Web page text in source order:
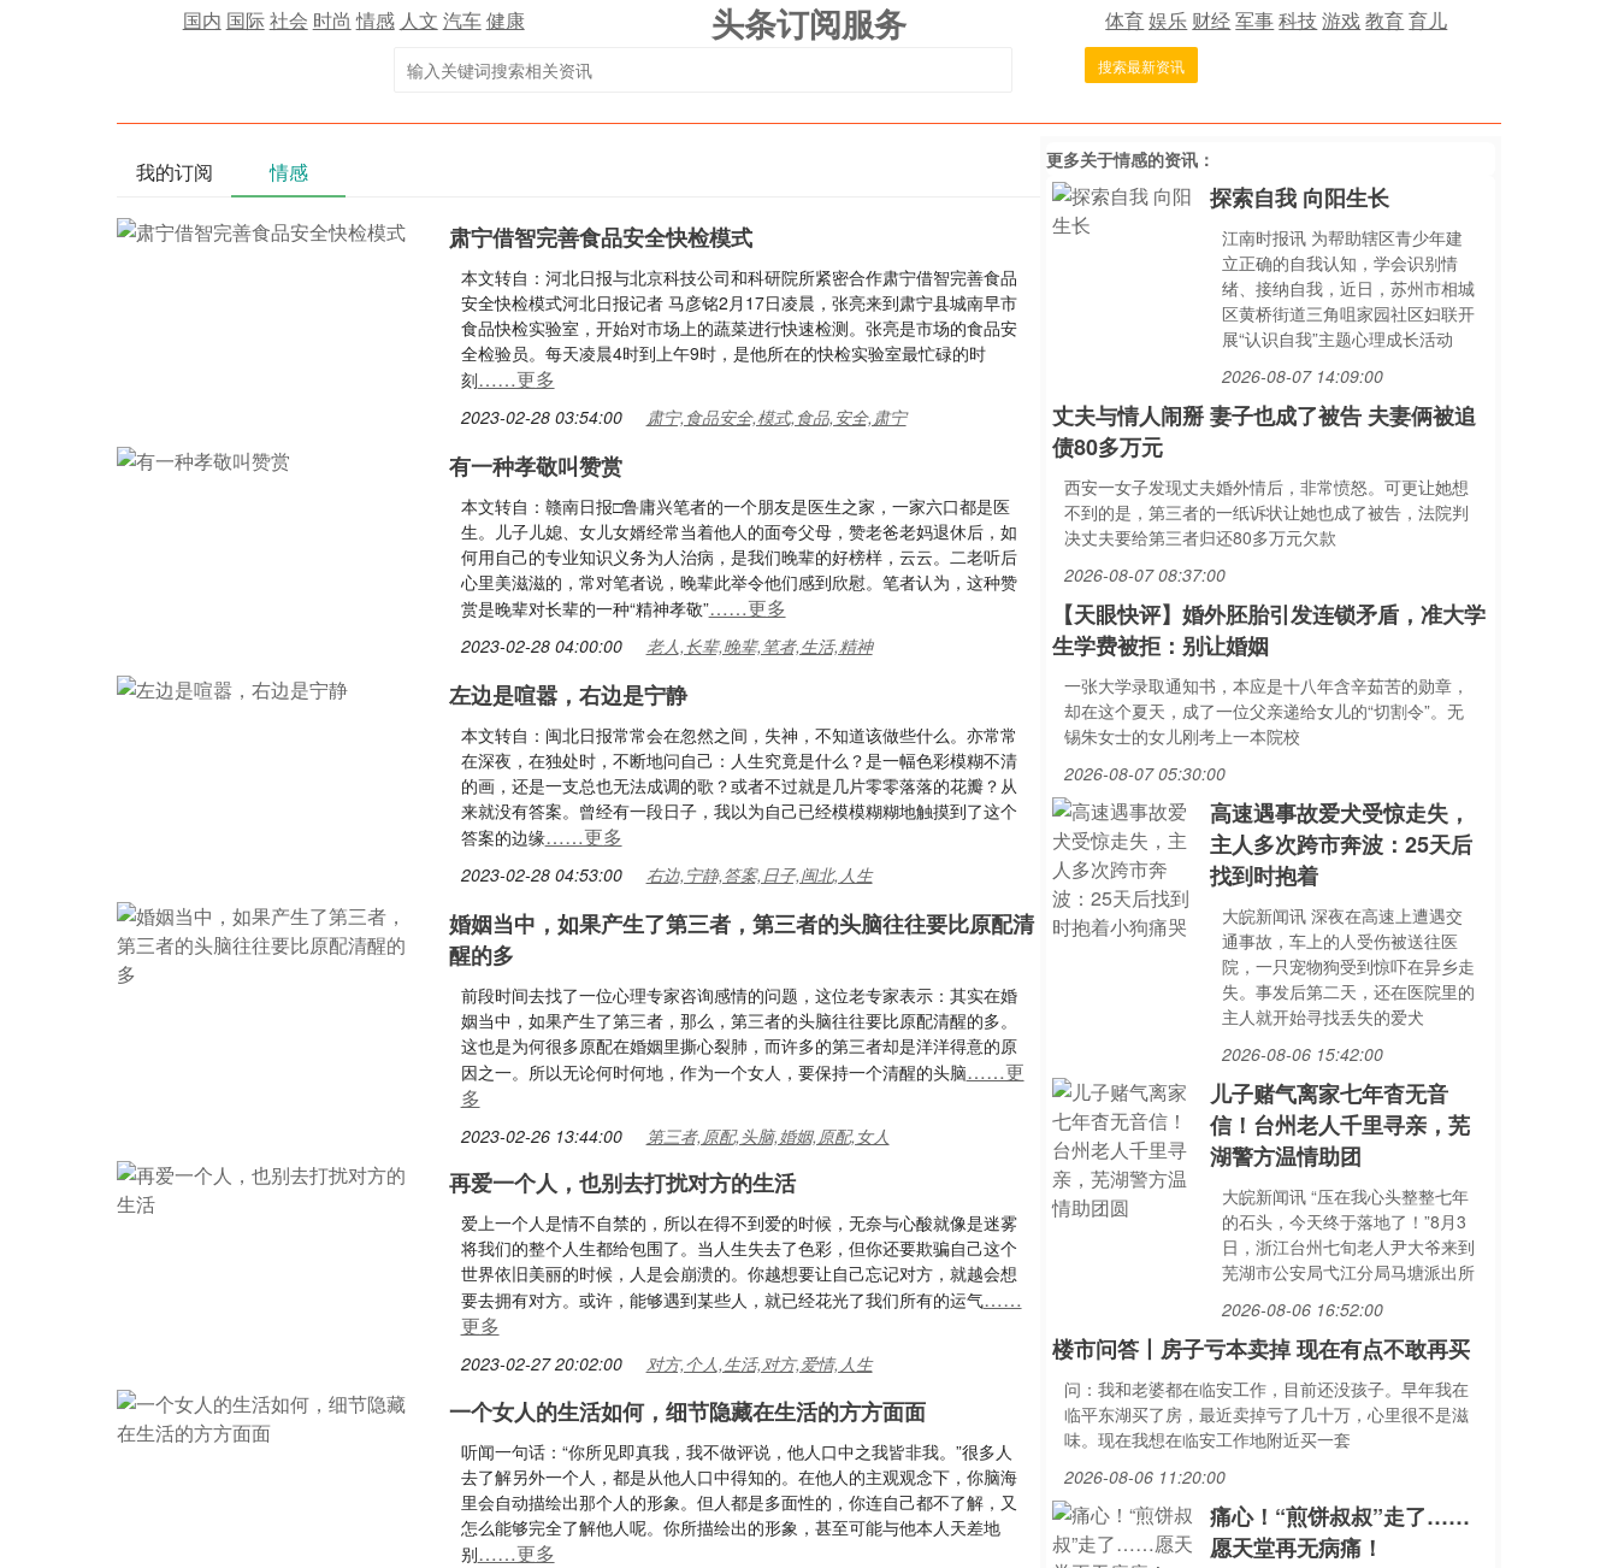
国内 国际社会 时尚 情感 人文 汽车健康 头条订阅服务 体育娱乐 财经军事科技游戏教育育儿
搜索最新资讯
我的订阅 情感
肃宁借智完善食品安全快检模式
本文转自：河北日报与北京科技公司和科研院所紧密合作肃宁借智完善食品
安全快检模式河北日报记者 马彦铭2月17日凌晨，张亮来到肃宁县城南早市
食品快检实验室，开始对市场上的蔬菜进行快速检测。张亮是市场的食品安
全检验员。每天凌晨4时到上午9时，是他所在的快检实验室最忙碌的时
刻……更多
2023-02-28 03:54:00 肃宁,食品安全,模式,食品,安全,肃宁
有一种孝敬叫赞赏
本文转自：赣南日报□鲁庸兴笔者的一个朋友是医生之家，一家六口都是医
生。儿子儿媳、女儿女婿经常当着他人的面夸父母，赞老爸老妈退休后，如
何用自己的专业知识义务为人治病，是我们晚辈的好榜样，云云。二老听后
心里美滋滋的，常对笔者说，晚辈此举令他们感到欣慰。笔者认为，这种赞
赏是晚辈对长辈的一种“精神孝敬”……更多
2023-02-28 04:00:00 老人,长辈,晚辈,笔者,生活,精神
左边是喧嚣，右边是宁静
本文转自：闽北日报常常会在忽然之间，失神，不知道该做些什么。亦常常
在深夜，在独处时，不断地问自己：人生究竟是什么？是一幅色彩模糊不清
的画，还是一支总也无法成调的歌？或者不过就是几片零零落落的花瓣？从
来就没有答案。曾经有一段日子，我以为自己已经模模糊糊地触摸到了这个
答案的边缘……更多
2023-02-28 04:53:00 右边,宁静,答案,日子,闽北,人生
婚姻当中，如果产生了第三者，第三者的头脑往往要比原配清
醒的多
前段时间去找了一位心理专家咨询感情的问题，这位老专家表示：其实在婚
姻当中，如果产生了第三者，那么，第三者的头脑往往要比原配清醒的多。
这也是为何很多原配在婚姻里撕心裂肺，而许多的第三者却是洋洋得意的原
因之一。所以无论何时何地，作为一个女人，要保持一个清醒的头脑……更
多
2023-02-26 13:44:00 第三者,原配,头脑,婚姻,原配,女人
再爱一个人，也别去打扰对方的生活
爱上一个人是情不自禁的，所以在得不到爱的时候，无奈与心酸就像是迷雾
将我们的整个人生都给包围了。当人生失去了色彩，但你还要欺骗自己这个
世界依旧美丽的时候，人是会崩溃的。你越想要让自己忘记对方，就越会想
要去拥有对方。或许，能够遇到某些人，就已经花光了我们所有的运气……
更多
2023-02-27 20:02:00 对方,个人,生活,对方,爱情,人生
一个女人的生活如何，细节隐藏在生活的方方面面
听闻一句话：“你所见即真我，我不做评说，他人口中之我皆非我。”很多人
去了解另外一个人，都是从他人口中得知的。在他人的主观观念下，你脑海
里会自动描绘出那个人的形象。但人都是多面性的，你连自己都不了解，又
怎么能够完全了解他人呢。你所描绘出的形象，甚至可能与他本人天差地
别……更多
更多关于情感的资讯：
探索自我 向阳生长
江南时报讯 为帮助辖区青少年建
立正确的自我认知，学会识别情
绪、接纳自我，近日，苏州市相城
区黄桥街道三角咀家园社区妇联开
展“认识自我”主题心理成长活动
2026-08-07 14:09:00
丈夫与情人闹掰 妻子也成了被告 夫妻俩被追
债80多万元
西安一女子发现丈夫婚外情后，非常愤怒。可更让她想
不到的是，第三者的一纸诉状让她也成了被告，法院判
决丈夫要给第三者归还80多万元欠款
2026-08-07 08:37:00
【天眼快评】婚外胚胎引发连锁矛盾，准大学
生学费被拒：别让婚姻
一张大学录取通知书，本应是十八年含辛茹苦的勋章，
却在这个夏天，成了一位父亲递给女儿的“切割令”。无
锡朱女士的女儿刚考上一本院校
2026-08-07 05:30:00
高速遇事故爱犬受惊走失，
主人多次跨市奔波：25天后
找到时抱着
大皖新闻讯 深夜在高速上遭遇交
通事故，车上的人受伤被送往医
院，一只宠物狗受到惊吓在异乡走
失。事发后第二天，还在医院里的
主人就开始寻找丢失的爱犬
2026-08-06 15:42:00
儿子赌气离家七年杳无音
信！台州老人千里寻亲，芜
湖警方温情助团
大皖新闻讯 “压在我心头整整七年
的石头，今天终于落地了！”8月3
日，浙江台州七旬老人尹大爷来到
芜湖市公安局弋江分局马塘派出所
2026-08-06 16:52:00
楼市问答丨房子亏本卖掉 现在有点不敢再买
问：我和老婆都在临安工作，目前还没孩子。早年我在
临平东湖买了房，最近卖掉亏了几十万，心里很不是滋
味。现在我想在临安工作地附近买一套
2026-08-06 11:20:00
痛心！“煎饼叔叔”走了……
愿天堂再无病痛！